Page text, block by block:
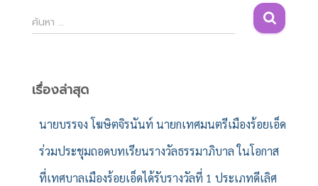
ค้
น
สำ
ค้นหา …
เรื่องล่าสุด
นายบรรจง โฆษิตจิรนันท์ นายกเทศมนตรีเมืองร้อยเอ็ด
ร่วมประชุมถอดบทเรียนรางวัลธรรมาภิบาล ในโอกาส
ที่เทศบาลเมืองร้อยเอ็ดได้รับรางวัลที่ 1 ประเภทดีเลิศ